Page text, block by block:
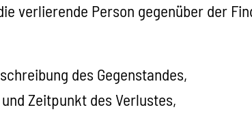
verlierende Person gegenüber der
des Gegenstandes,
Zeitpunkt des Verlustes,